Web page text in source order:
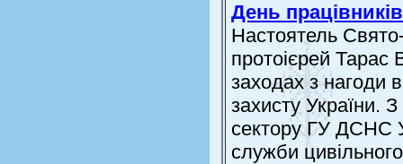
День
Настоятель
протоієрей Тарас
заходах з нагоди
захисту України. З
сектору ГУ ДСНС
служби